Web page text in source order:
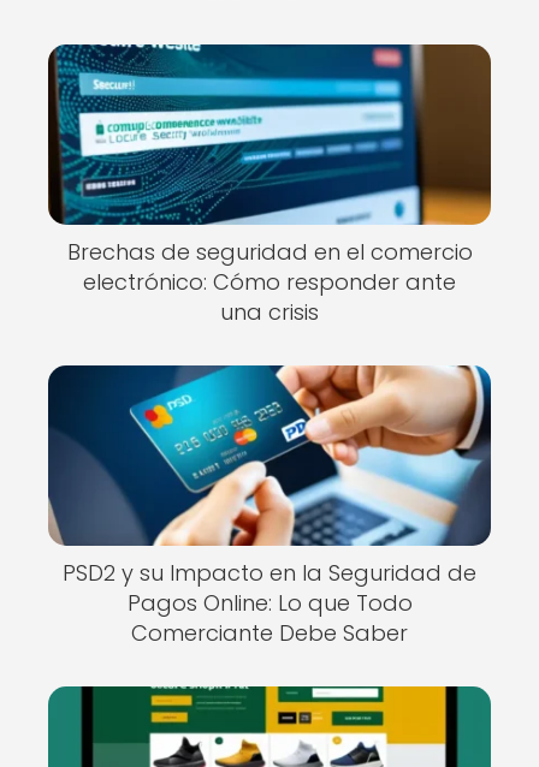
Brechas de seguridad en el comercio
electrónico: Cómo responder ante
una crisis
PSD2 y su Impacto en la Seguridad de
Pagos Online: Lo que Todo
Comerciante Debe Saber